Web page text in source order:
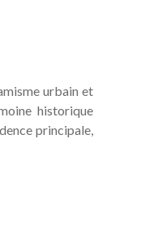
urbain et
historique
principale,